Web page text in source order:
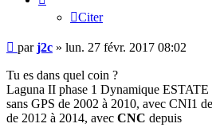
Citer
Message
parj2c » lun. 27 févr. 2017 08:02
Tu es dans quel coin ?
Laguna II phase 1 Dynamique
sans GPS de 2002 à 2010, avec CNI1
de 2012 à 2014, avec CNC depuis